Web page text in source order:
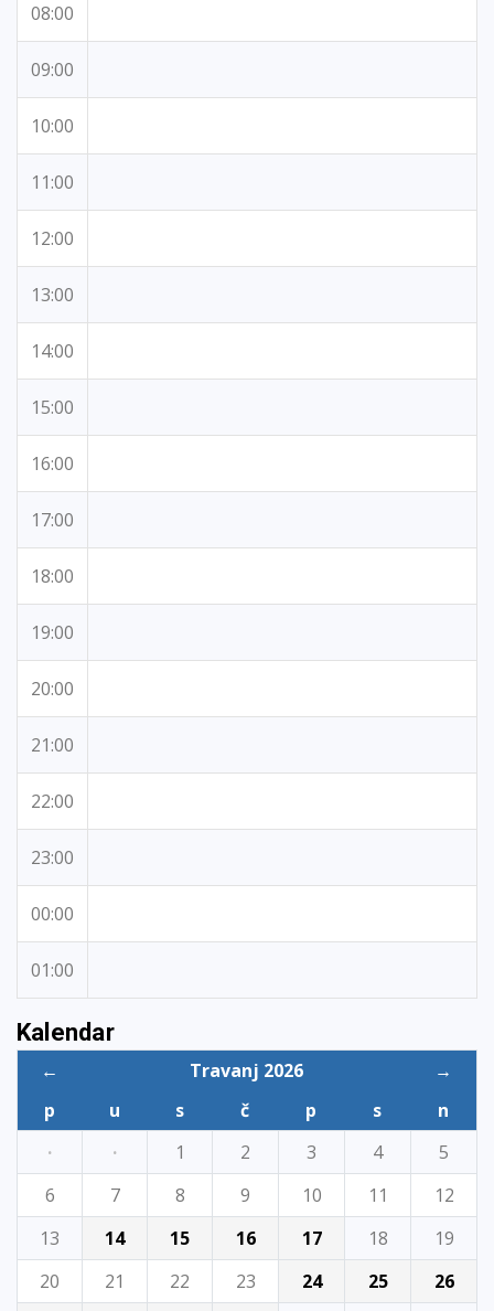
08:00
09:00
10:00
11:00
12:00
13:00
14:00
15:00
16:00
17:00
18:00
19:00
20:00
21:00
22:00
23:00
00:00
01:00
Kalendar
← Travanj 2026
→
p
u s č p s
n
·
· 1 2 3 4
5
6
7 8 9 10 11
12
13
14 15 16 17 18
19
20
21 22 23 24 25
26